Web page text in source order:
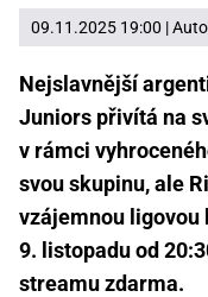
09.11.2025 19:00 |
Nejslavnější
Juniors přivítá na
v rámci
svou skupinu, ale
vzájemnou ligovou
9. listopadu od
streamu zdarma.